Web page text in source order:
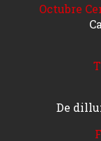
Octubre
De